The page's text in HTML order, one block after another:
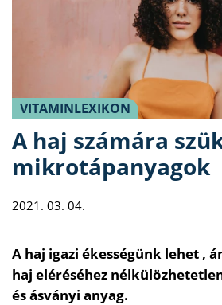
VITAMINLEXIKON
A haj számára
mikrotápanyagok
2021. 03. 04.
A haj igazi ékességünk lehet ,
haj eléréséhez
és ásványi anyag.